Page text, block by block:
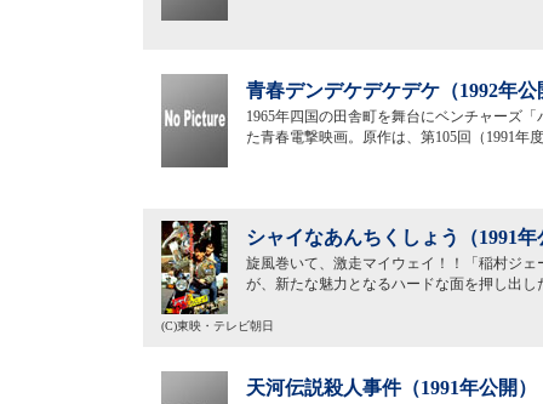
青春デンデケデケデケ（1992年公
1965年四国の田舎町を舞台にベンチャーズ
た青春電撃映画。原作は、第105回（1991年
シャイなあんちくしょう（1991年
旋風巻いて、激走マイウェイ！！「稲村ジ
が、新たな魅力となるハードな面を押し出
(C)東映・テレビ朝日
天河伝説殺人事件（1991年公開）